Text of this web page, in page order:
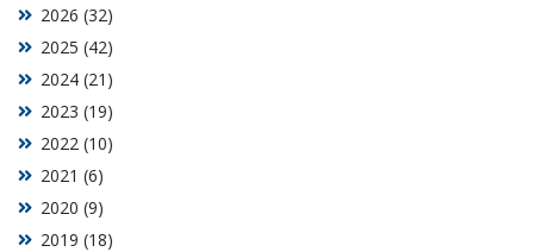
2019 (18)
2020 (9)
2021 (6)
2022 (10)
2023 (19)
2024 (21)
2025 (42)
2026 (32)